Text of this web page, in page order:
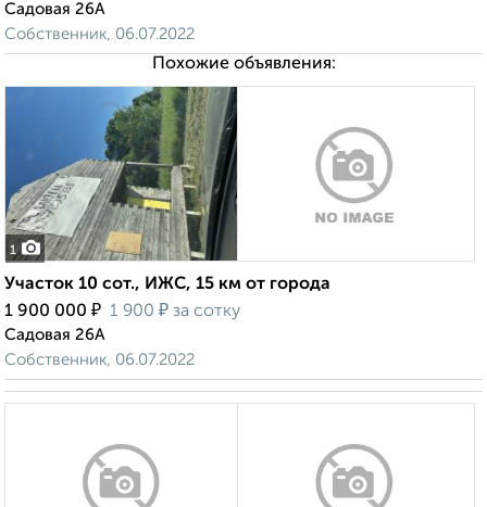
Садовая 26А
Собственник, 06.07.2022
Похожие объявления:
1
Участок 10 сот., ИЖС, 15 км от города
1 900 000 ₽ 1 900 ₽ за сотку
Садовая 26А
Собственник, 06.07.2022